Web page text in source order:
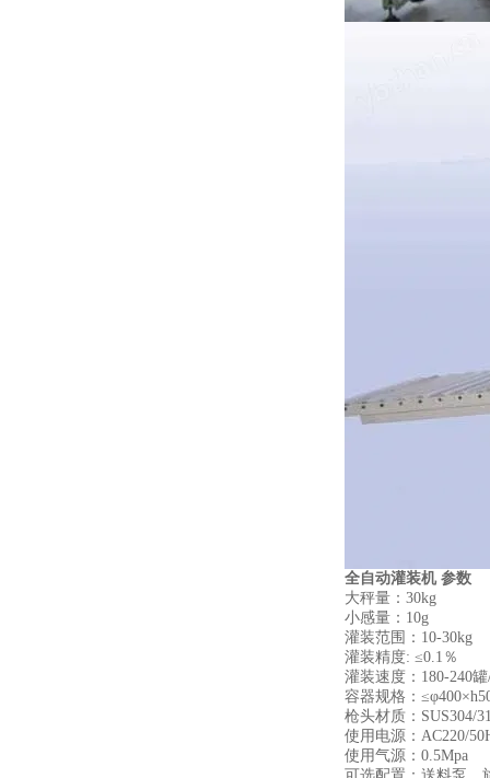
全自动灌装机 参数
大秤量：30kg
小感量：10g
灌装范围：10-30kg
灌装精度: ≤0.1％
灌装速度：180-240
容器规格：
枪头材质：SUS304/
使用电源：AC220/
使用气源：0.5Mpa